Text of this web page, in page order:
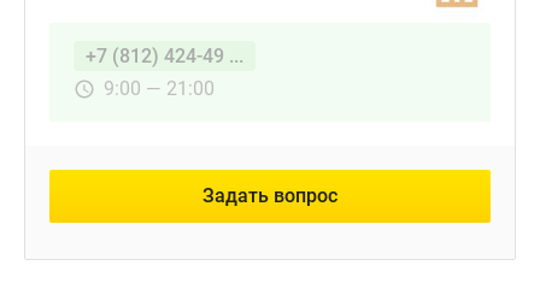
+7 (812) 424-49 ...
9:00 — 21:00
Задать вопрос